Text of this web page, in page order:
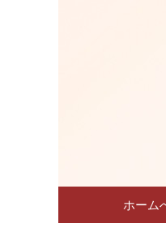
コンテン
ホーム